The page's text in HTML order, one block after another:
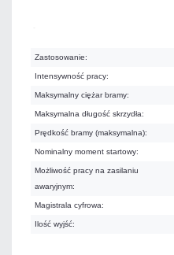
Zastosowanie:
Intensywność pracy:
Maksymalny ciężar bramy:
Maksymalna długość skrzydła:
Prędkość bramy (maksymalna):
Nominalny moment startowy:
Możliwość pracy na zasilaniu
awaryjnym:
Magistrala cyfrowa:
Ilość wyjść: